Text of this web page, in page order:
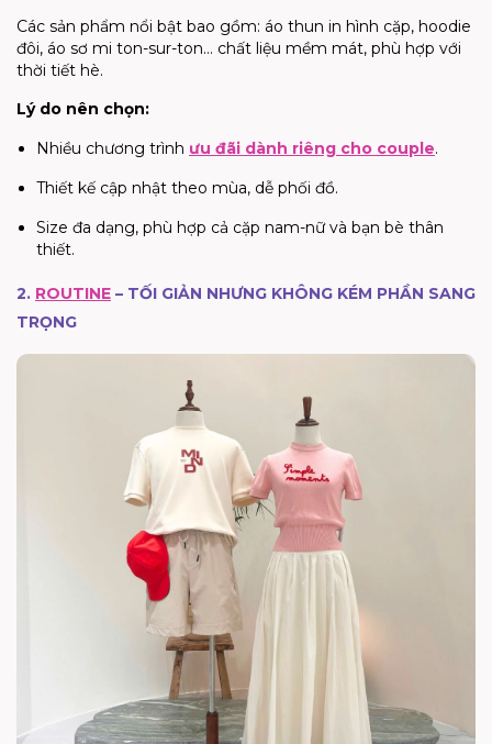
Các sản phẩm nổi bật bao gồm: áo thun in hình cặp, hoodie
đôi, áo sơ mi ton-sur-ton… chất liệu mềm mát, phù hợp với
thời tiết hè.
Lý do nên chọn:
Nhiều chương trình ưu đãi dành riêng cho couple.
Thiết kế cập nhật theo mùa, dễ phối đồ.
Size đa dạng, phù hợp cả cặp nam-nữ và bạn bè thân
thiết.
2. ROUTINE – TỐI GIẢN NHƯNG KHÔNG KÉM PHẦN SANG
TRỌNG